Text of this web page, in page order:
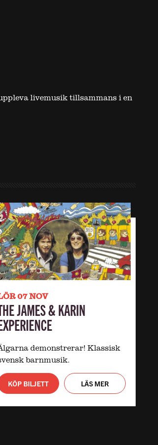
livemusik tillsammans i en
07 NOV
JAMES & KARIN
demonstrerar! Klassisk
barnmusik.
KÖP BILJETT LÄS MER